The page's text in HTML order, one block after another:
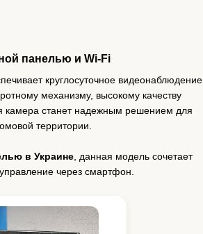
панелью и Wi-Fi
круглосуточное видеонаблюдение
механизму, высокому качеству
камера станет надежным решением для
территории.
в Украине, данная модель сочетает
через смартфон.